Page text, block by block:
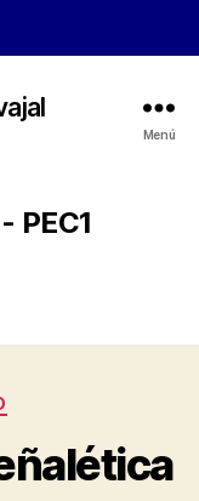
Menú
PEC1